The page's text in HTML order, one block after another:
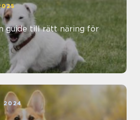
guide till rätt näring för
2024